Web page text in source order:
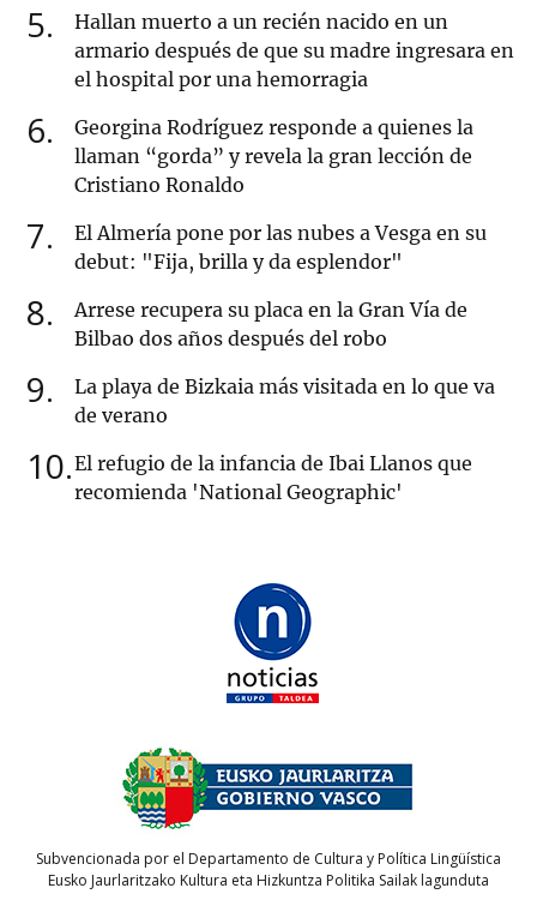
5
Hallan muerto a un recién nacido en un
armario después de que su madre ingresara en
el hospital por una hemorragia
6
Georgina Rodríguez responde a quienes la
llaman “gorda” y revela la gran lección de
Cristiano Ronaldo
7
El Almería pone por las nubes a Vesga en su
debut: "Fija, brilla y da esplendor"
8
Arrese recupera su placa en la Gran Vía de
Bilbao dos años después del robo
9
La playa de Bizkaia más visitada en lo que va
de verano
10 El refugio de la infancia de Ibai Llanos que
recomienda 'National Geographic'
Subvencionada por el Departamento de Cultura y Política Lingüística
Eusko Jaurlaritzako Kultura eta Hizkuntza Politika Sailak lagunduta